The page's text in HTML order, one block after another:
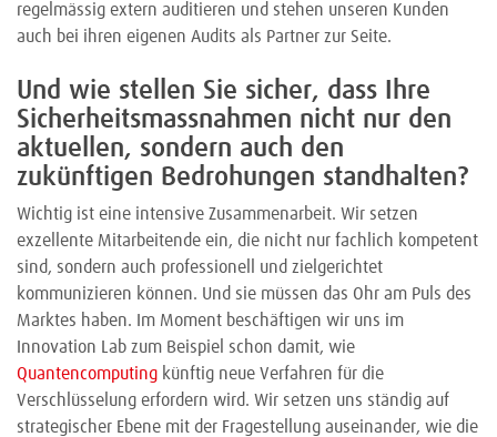
regelmässig extern auditieren und stehen unseren Kunden
auch bei ihren eigenen Audits als Partner zur Seite.
Und wie stellen Sie sicher, dass Ihre
Sicherheitsmassnahmen nicht nur den
aktuellen, sondern auch den
zukünftigen Bedrohungen standhalten?
Wichtig ist eine intensive Zusammenarbeit. Wir setzen
exzellente Mitarbeitende ein, die nicht nur fachlich kompetent
sind, sondern auch professionell und zielgerichtet
kommunizieren können. Und sie müssen das Ohr am Puls des
Marktes haben. Im Moment beschäftigen wir uns im
Innovation Lab zum Beispiel schon damit, wie
Quantencomputing künftig neue Verfahren für die
Verschlüsselung erfordern wird. Wir setzen uns ständig auf
strategischer Ebene mit der Fragestellung auseinander, wie die